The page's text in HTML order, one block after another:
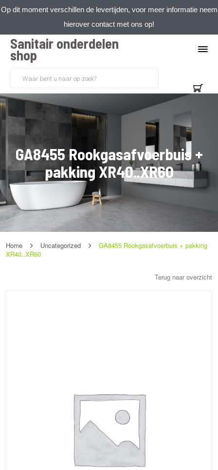
Op dit moment verschillen de levertijden, voor meer informatie neem
hierover contact met ons op!
Sanitair onderdelen
shop
GA8455 Rookgasafvoerbuis +
pakking XR40..XR60
Home Uncategorized
GA8455 Rookgasafvoerbuis + pakking
XR40..XR60
Terug naar overzicht